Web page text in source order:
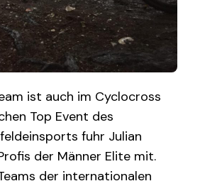
ist auch im Cyclocross
Top Event des
fuhr Julian
der Männer Elite mit.
der internationalen